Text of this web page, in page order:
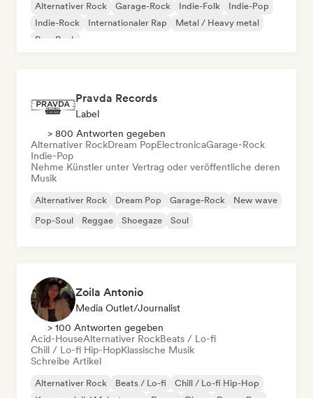
Alternativer Rock Garage-Rock Indie-Folk
Indie-Pop
Indie-Rock
Internationaler Rap
Metal / Heavy metal
Pop-Rock
Pravda Records
Label
> 800 Antworten gegeben
Alternativer RockDream PopElectronicaGarage-Rock
Indie-Pop
Nehme Künstler unter Vertrag oder veröffentliche deren
Musik
Alternativer Rock Dream Pop Garage-Rock
New wave
Pop-Soul
Reggae Shoegaze Soul
Zoila Antonio
Media Outlet/Journalist
> 100 Antworten gegeben
Acid-HouseAlternativer RockBeats / Lo-fi
Chill / Lo-fi Hip-HopKlassische Musik
Schreibe Artikel
Alternativer Rock Beats / Lo-fi
Chill / Lo-fi Hip-Hop